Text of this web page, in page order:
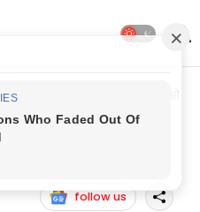
News: सपा के दो दर्जन युवाओं
दो दर्जन युवाओं ने
follow us